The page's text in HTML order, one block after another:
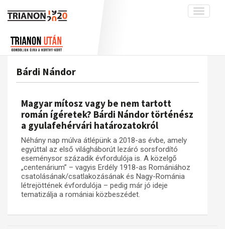
Toggle
A békerendszer megszilárdulása
Utókor és emlékezet
Galéria
Adatbázis
Emlékművek (feltöltés alatt)
Menekültek
Visszhang
Publikációk
Kapcsolat
Trianon-kommentár
Bárdi Nándor
Magyar mítosz vagy be nem tartott
román ígéretek? Bárdi Nándor történész
a gyulafehérvári határozatokról
Néhány nap múlva átlépünk a 2018-as évbe, amely
egyúttal az első világháborút lezáró sorsfordító
eseménysor századik évfordulója is. A közelgő
„centenárium” – vagyis Erdély 1918-as Romániához
csatolásának/csatlakozásának és Nagy-Románia
létrejöttének évfordulója – pedig már jó ideje
tematizálja a romániai közbeszédet.